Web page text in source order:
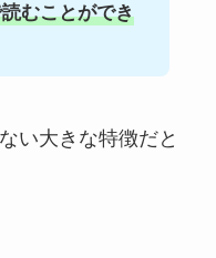
むことができ
い大きな特徴だと